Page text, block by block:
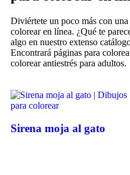
Diviértete un poco más con una
colorear en línea. ¿Qué te
algo en nuestro extenso
Encontrará páginas para
colorear antiestrés para adultos.
Sirena moja al gato